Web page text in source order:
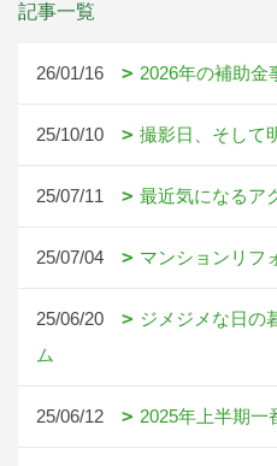
記事一覧
26/01/16 2026年の補助金
25/10/10 撮影日、そして
25/07/11 最近気になるア
25/07/04 マンションリフ
25/06/20
ジメジメな日の
ム
25/06/12 2025年上半期一